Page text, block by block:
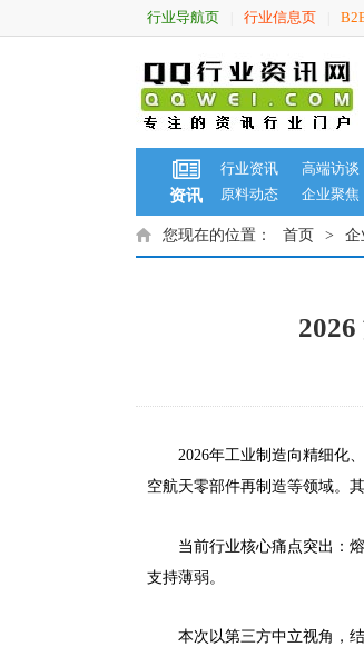
行业导航页 行业信息页
资讯
行业资讯
高端访谈
原料动态
企业聚焦
您现在的位置： 首页 > 企
2026年工业制造向精细化
空航天零部件再制造等领域。
当前行业核心痛点突出：
支持薄弱。
本次以第三方中立视角，